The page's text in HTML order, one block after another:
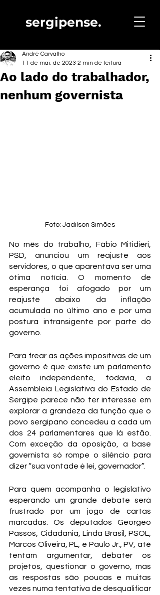
sergipense.
Ao lado do trabalhador,
nenhum governista
André Carvalho
11 de mai. de 2023 2 min de leitura
Foto: Jadilson Simões
No mês do trabalho, Fábio Mitidieri,
PSD, anunciou um reajuste aos
servidores, o que aparentava ser uma
ótima notícia. O momento de
esperança foi afogado por um
reajuste abaixo da inflação
acumulada no último ano e por uma
postura intransigente por parte do
governo.
Para frear as ações impositivas de um
governo é que existe um parlamento
eleito independente, todavia, a
Assembleia Legislativa do Estado de
Sergipe parece não ter interesse em
explorar a grandeza da função que o
povo sergipano concedeu a cada um
dos 24 parlamentares que lá estão.
Com exceção da oposição, a base
governista só rompe o silêncio para
dizer “sua vontade é lei, governador”.
Para quem acompanha o legislativo
esperando um grande debate será
frustrado por um jogo de cartas
marcadas. Os deputados Georgeo
Passos, Cidadania, Linda Brasil, PSOL,
Marcos Oliveira, PL, e Paulo Jr., PV, até
tentam argumentar, debater os
projetos, questionar o governo, mas
as respostas são poucas e muitas
vezes numa tentativa de desqualificar